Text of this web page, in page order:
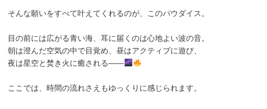
そんな願いをすべて叶えてくれるのが、このパウダイス。
目の前には広がる青い海、耳に届くのは心地よい波の音。
朝は澄んだ空気の中で目覚め、昼はアクティブに遊び、
夜は星空と焚き火に癒される――
ここでは、時間の流れさえもゆっくりに感じられます。